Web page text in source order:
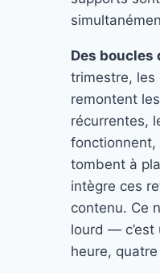
Des boucles
trimestre, les
remontent
récurrentes,
fonctionnent,
tombent à
intègre ces
contenu. Ce
lourd — c’est
heure,